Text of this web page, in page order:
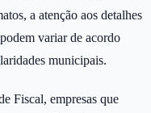
a atenção aos detalhes
variar de acordo
municipais.
Fiscal, empresas que